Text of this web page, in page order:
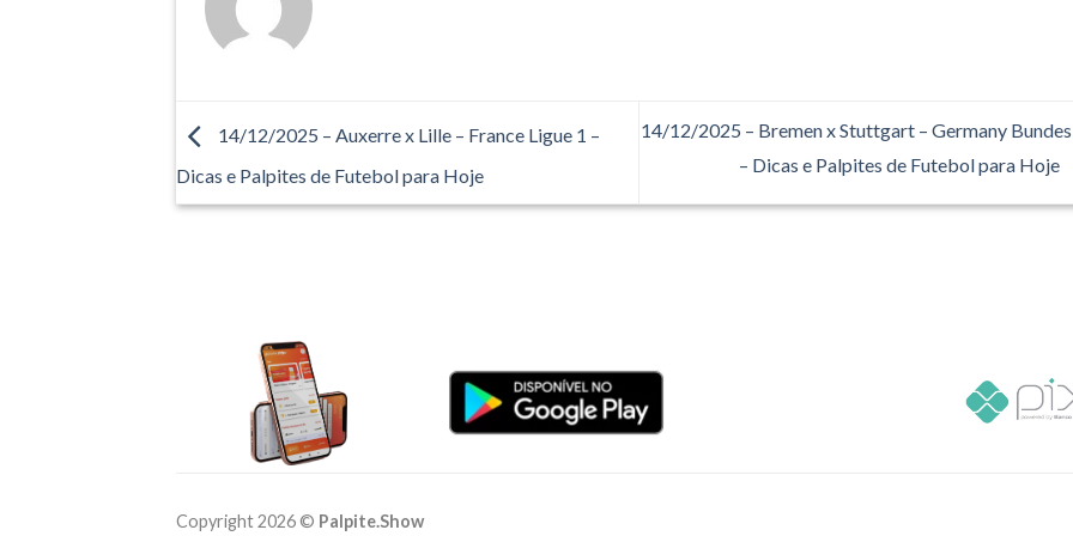
14/12/2025 – Auxerre x Lille – France Ligue 1 –
Dicas e Palpites de Futebol para Hoje
14/12/2025 – Bremen x Stuttgart – Germany
– Dicas e Palpites de Futebol para Hoje
Copyright 2026 © Palpite.Show